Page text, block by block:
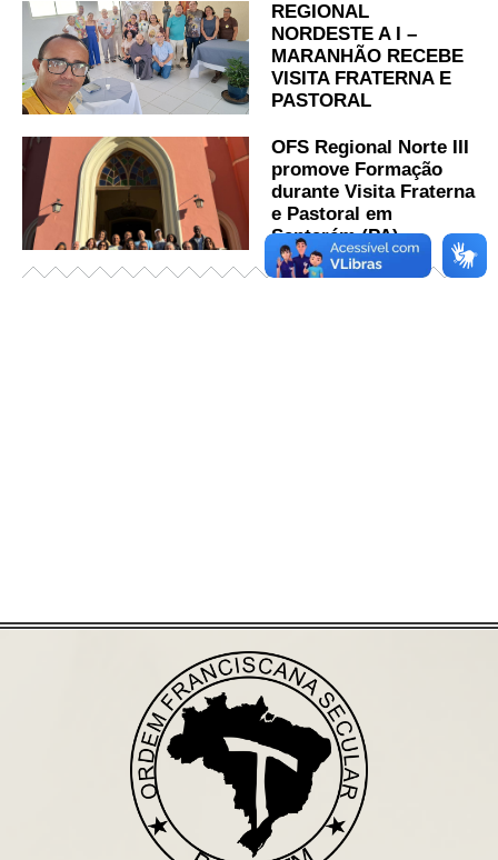
REGIONAL
NORDESTE A I –
MARANHÃO RECEBE
VISITA FRATERNA E
PASTORAL
OFS Regional Norte III
promove Formação
durante Visita Fraterna
e Pastoral em
Santarém (PA)